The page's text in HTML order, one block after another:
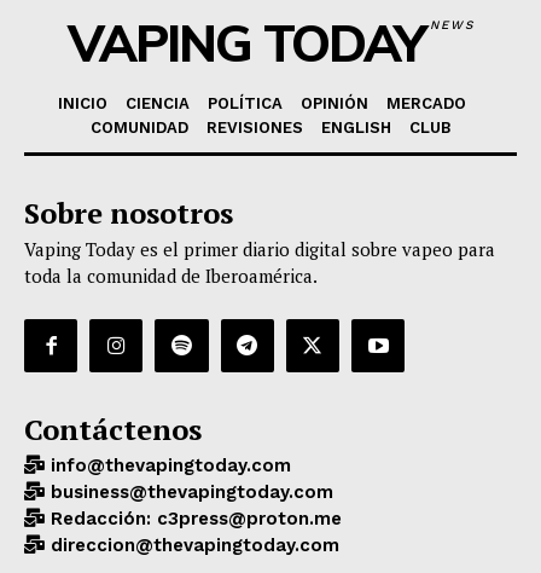
VAPING TODAYNEWS
INICIO CIENCIA POLÍTICA OPINIÓN
MERCADO
COMUNIDAD
REVISIONES ENGLISH CLUB
Sobre nosotros
Vaping Today es el primer diario digital sobre vapeo para
toda la comunidad de Iberoamérica.
Contáctenos
info@thevapingtoday.com
business@thevapingtoday.com
Redacción: c3press@proton.me
direccion@thevapingtoday.com